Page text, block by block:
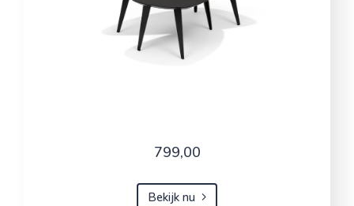
799,00
Bekijk nu